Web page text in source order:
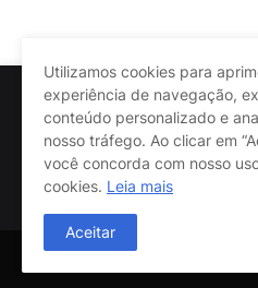
Utilizamos cookies para
experiência de navegação,
conteúdo personalizado e
nosso tráfego. Ao clicar em
você concorda com nosso
cookies. Leia mais
Aceitar